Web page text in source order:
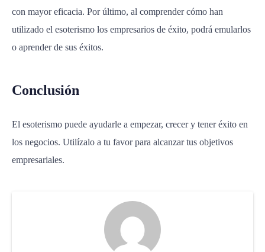
con mayor eficacia. Por último, al comprender cómo han
utilizado el esoterismo los empresarios de éxito, podrá emularlos
o aprender de sus éxitos.
Conclusión
El esoterismo puede ayudarle a empezar, crecer y tener éxito en
los negocios. Utilízalo a tu favor para alcanzar tus objetivos
empresariales.